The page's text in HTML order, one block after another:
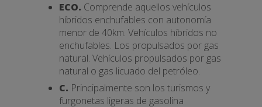
ECO. Comprende aquellos vehículos
híbridos enchufables con autonomía
menor de 40km. Vehículos híbridos no
enchufables. Los propulsados por gas
natural. Vehículos propulsados por gas
natural o gas licuado del petróleo.
C. Principalmente son los turismos y
furgonetas ligeras de gasolina